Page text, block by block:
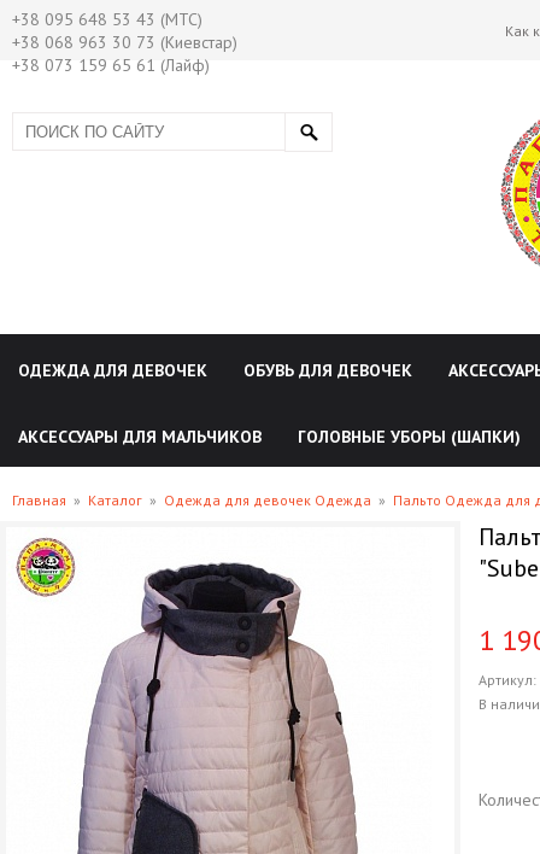
+38 095 648 53 43 (МТС)
+38 068 963 30 73 (Киевстар)
+38 073 159 65 61 (Лайф)
Как
ОДЕЖДА ДЛЯ ДЕВОЧЕК ОБУВЬ ДЛЯ ДЕВОЧЕК
АКСЕССУАРЫ ДЛЯ МАЛЬЧИКОВ ГОЛОВНЫЕ УБОРЫ (ШАПКИ)
Главная » Каталог » Одежда для девочек Одежда » Пальто Одежда для
1
Артикул:
В